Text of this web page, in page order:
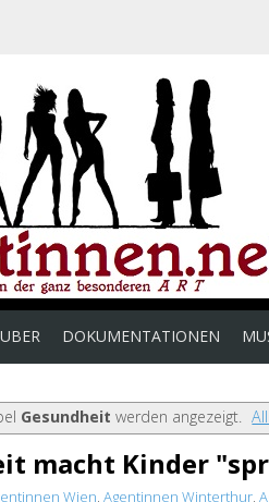
DOKUMENTATIONEN
Gesundheit werden angezeigt.
macht Kinder
Wien Agentinnen Winterthur